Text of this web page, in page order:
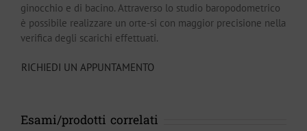
ginocchio e di bacino. Attraverso lo studio baropodometrico
è possibile realizzare un orte-si con maggior precisione nella
verifica degli scarichi effettuati.
RICHIEDI UN APPUNTAMENTO
Esami/prodotti correlati